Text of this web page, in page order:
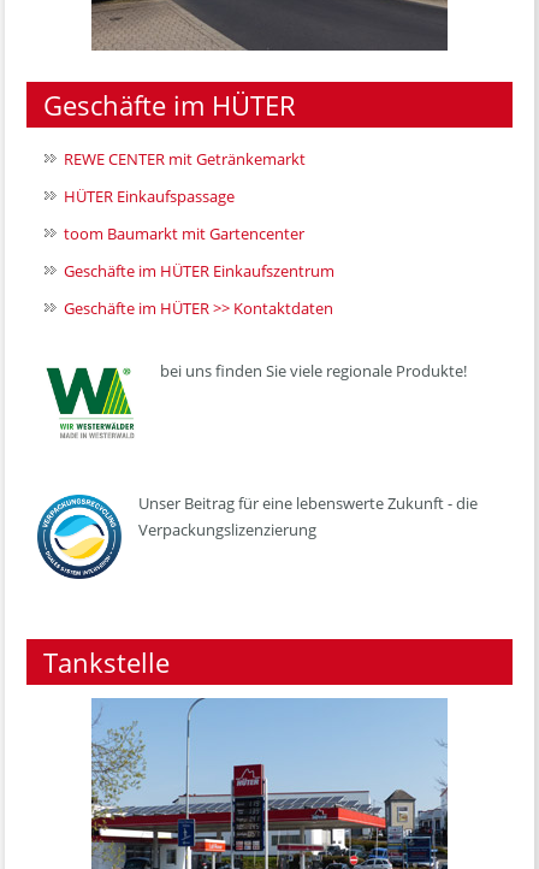
Geschäfte im HÜTER
REWE CENTER mit Getränkemarkt
HÜTER Einkaufspassage
toom Baumarkt mit Gartencenter
Geschäfte im HÜTER Einkaufszentrum
Geschäfte im HÜTER >> Kontaktdaten
bei uns finden Sie viele regionale Produkte!
Unser Beitrag für eine lebenswerte Zukunft - die
Verpackungslizenzierung
Tankstelle